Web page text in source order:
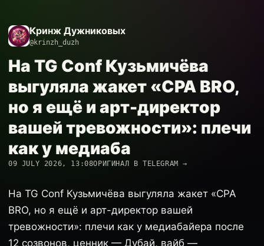
Кринж Дужниковых
@krinzh_duzh
На TG Conf Кузьмичёва
выгуляла жакет «CPA BRO,
но я ещё и арт-директор
вашей тревожности»: плечи
как у медиаба
09 JULY 2026, 13:08ОРИГИНАЛ В TELEGRAM →
На TG Conf Кузьмичёва выгуляла жакет «CPA
BRO, но я ещё и арт-директор вашей
тревожности»: плечи как у медиабайера после
12 созвонов, ценник — Дубай, вайб —